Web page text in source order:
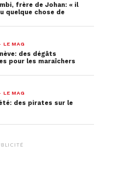
frère de Johan: « il
quelque chose de
LE MAG
des dégâts
pour les maraîchers
LE MAG
des pirates sur le